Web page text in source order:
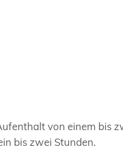
von einem bis
bis zwei Stunden.